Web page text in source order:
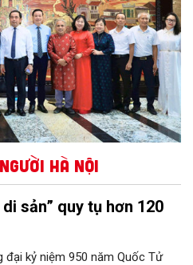
Hà Nội
sản” quy tụ hơn 120
kỷ niệm 950 năm Quốc Tử